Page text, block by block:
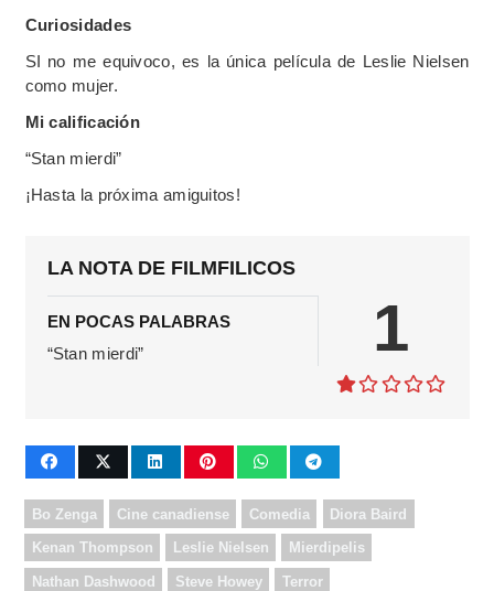
Curiosidades
SI no me equivoco, es la única película de Leslie Nielsen
como mujer.
Mi calificación
“Stan mierdi”
¡Hasta la próxima amiguitos!
LA NOTA DE FILMFILICOS
EN POCAS PALABRAS
“Stan mierdi”
1
Bo Zenga Cine canadiense Comedia Diora Baird
Kenan Thompson Leslie Nielsen Mierdipelis
Nathan Dashwood Steve Howey Terror